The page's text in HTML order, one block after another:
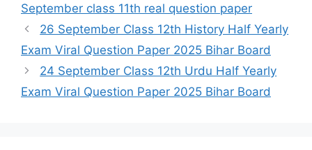
September class 11th real question paper
26 September Class 12th History Half Yearly
Exam Viral Question Paper 2025 Bihar Board
24 September Class 12th Urdu Half Yearly
Exam Viral Question Paper 2025 Bihar Board